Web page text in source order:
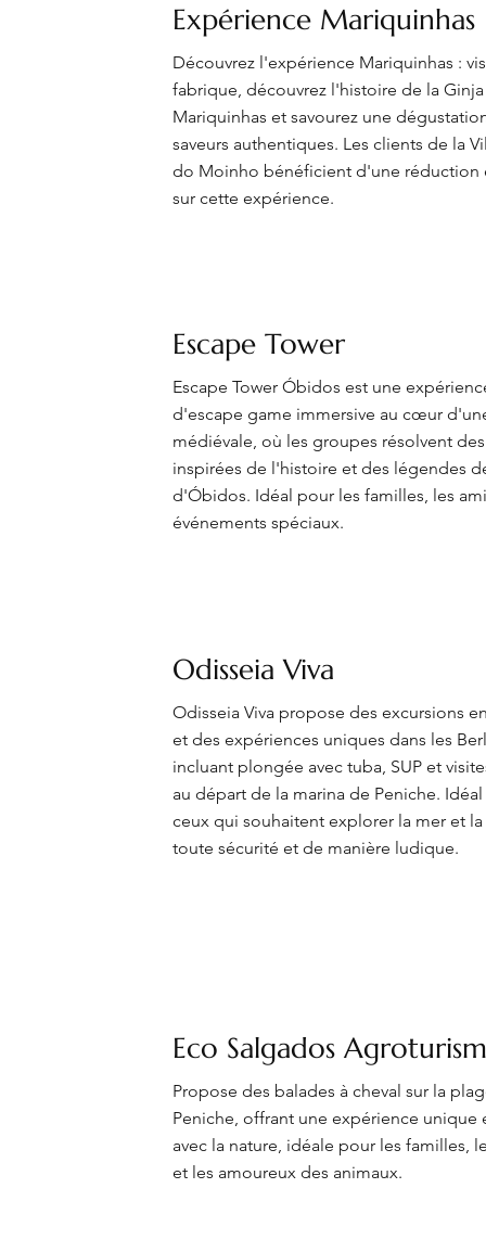
Expérience Mariquinhas
Découvrez l'expérience Mariquinhas :
fabrique, découvrez l'histoire de la Ginja
Mariquinhas et savourez une
saveurs authentiques. Les clients de la
do Moinho bénéficient d'une réduction
sur cette expérience.
Escape Tower
Escape Tower Óbidos est une
d'escape game immersive au cœur
médiévale, où les groupes résolvent
inspirées de l'histoire et des légendes
d'Óbidos. Idéal pour les familles, les
événements spéciaux.
Odisseia Viva
Odisseia Viva propose des excursions
et des expériences uniques dans les
incluant plongée avec tuba, SUP et
au départ de la marina de Peniche.
ceux qui souhaitent explorer la mer et la
toute sécurité et de manière ludique.
Eco Salgados
Propose des balades à cheval sur la
Peniche, offrant une expérience unique
avec la nature, idéale pour les familles,
et les amoureux des animaux.